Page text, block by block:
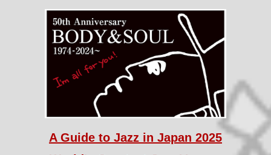
A Guide to Jazz in Japan 2025